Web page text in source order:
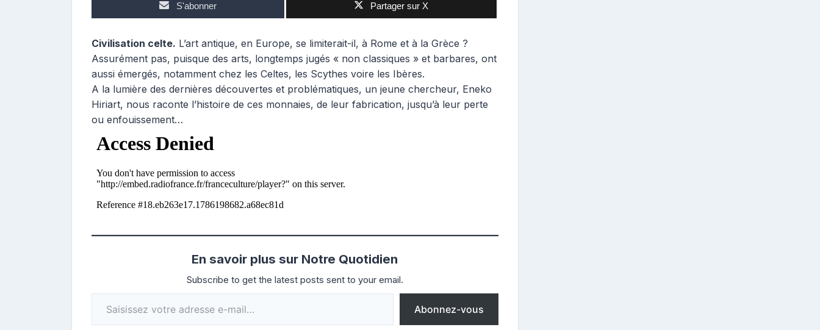
S'abonner Partager sur X
Civilisation celte. L’art antique, en Europe, se limiterait-il, à Rome et à la Grèce ?
Assurément pas, puisque des arts, longtemps jugés « non classiques » et barbares, ont
aussi émergés, notamment chez les Celtes, les Scythes voire les Ibères.
A la lumière des dernières découvertes et problématiques, un jeune chercheur, Eneko
Hiriart, nous raconte l’histoire de ces monnaies, de leur fabrication, jusqu’à leur perte
ou enfouissement…
En savoir plus sur Notre Quotidien
Subscribe to get the latest posts sent to your email.
Saisissez votre adresse e-mail…
Abonnez-vous